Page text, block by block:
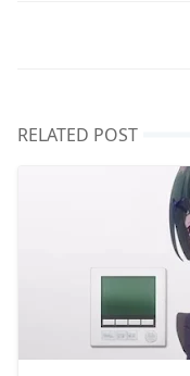
RELATED POST